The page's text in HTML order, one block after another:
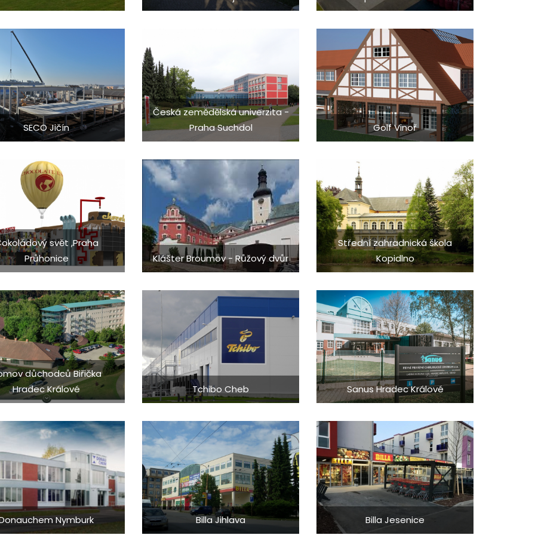
SECO Jičín
Česká zemědělská univerzita -
Praha Suchdol
Golf Vinoř
svět ,Praha
Průhonice
Klášter Broumov - Růžový dvůr
Střední zahradnická škola
Kopidlno
důchodců Biřička
Hradec Králové
Tchibo Cheb Sanus Hradec Králové
Nymburk Billa Jihlava Billa Jesenice